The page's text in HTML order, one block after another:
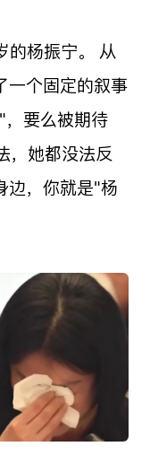
杨振宁。 从
一个固定的叙事
要么被期待
，她都没法反
边，你就是"杨